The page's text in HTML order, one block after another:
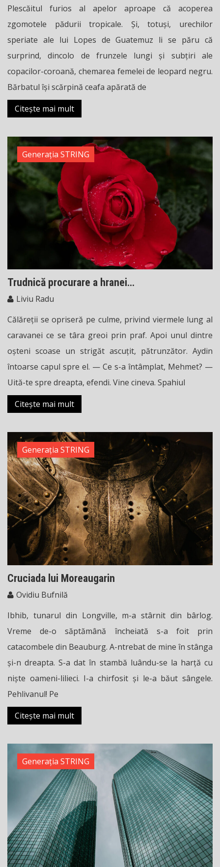
Plescăitul furios al apelor aproape că acoperea
zgomotele pădurii tropicale. Și, totuși, urechilor
speriate ale lui Lopes de Guatemuz li se păru că
surprind, dincolo de frunzele lungi și subțiri ale
copacilor-coroană, chemarea femelei de leopard negru.
Bărbatul își scărpină ceafa apărată de
Citește mai mult
Generația STRING
Trudnică procurare a hranei…
Liviu Radu
Călăreţii se opriseră pe culme, privind viermele lung al
caravanei ce se târa greoi prin praf. Apoi unul dintre
oşteni scoase un strigăt ascuţit, pătrunzător. Aydin
întoarse capul spre el. — Ce s-a întâmplat, Mehmet? —
Uită-te spre dreapta, efendi. Vine cineva. Spahiul
Citește mai mult
Generația STRING
Cruciada lui Moreaugarin
Ovidiu Bufnilă
Ibhib, tunarul din Longville, m-a stârnit din bârlog.
Vreme de-o săptămână încheiată s-a foit prin
catacombele din Beauburg. A-ntrebat de mine în stânga
și-n dreapta. S-a dat în stambă luându-se la harță cu
niște oameni-lilieci. I-a chirfosit și le-a băut sângele.
Pehlivanul! Pe
Citește mai mult
Generația STRING